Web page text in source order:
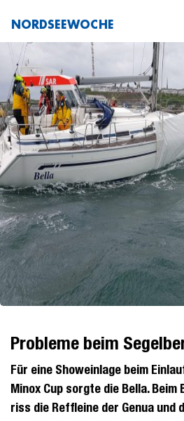
NORDSEEWOCHE
Probleme beim
Für eine Showeinlage beim
Minox Cup sorgte die Bella. Beim
riss die Reffleine der Genua und